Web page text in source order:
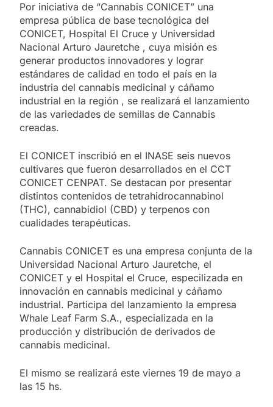
Por iniciativa de “Cannabis CONICET” una
empresa pública de base tecnológica del
CONICET, Hospital El Cruce y Universidad
Nacional Arturo Jauretche , cuya misión es
generar productos innovadores y lograr
estándares de calidad en todo el país en la
industria del cannabis medicinal y cáñamo
industrial en la región , se realizará el lanzamiento
de las variedades de semillas de Cannabis
creadas.
El CONICET inscribió en el INASE seis nuevos
cultivares que fueron desarrollados en el CCT
CONICET CENPAT. Se destacan por presentar
distintos contenidos de tetrahidrocannabinol
(THC), cannabidiol (CBD) y terpenos con
cualidades terapéuticas.
Cannabis CONICET es una empresa conjunta de la
Universidad Nacional Arturo Jauretche, el
CONICET y el Hospital el Cruce, especilizada en
innovación en cannabis medicinal y cáñamo
industrial. Participa del lanzamiento la empresa
Whale Leaf Farm S.A., especializada en la
producción y distribución de derivados de
cannabis medicinal.
El mismo se realizará este viernes 19 de mayo a
las 15 hs.